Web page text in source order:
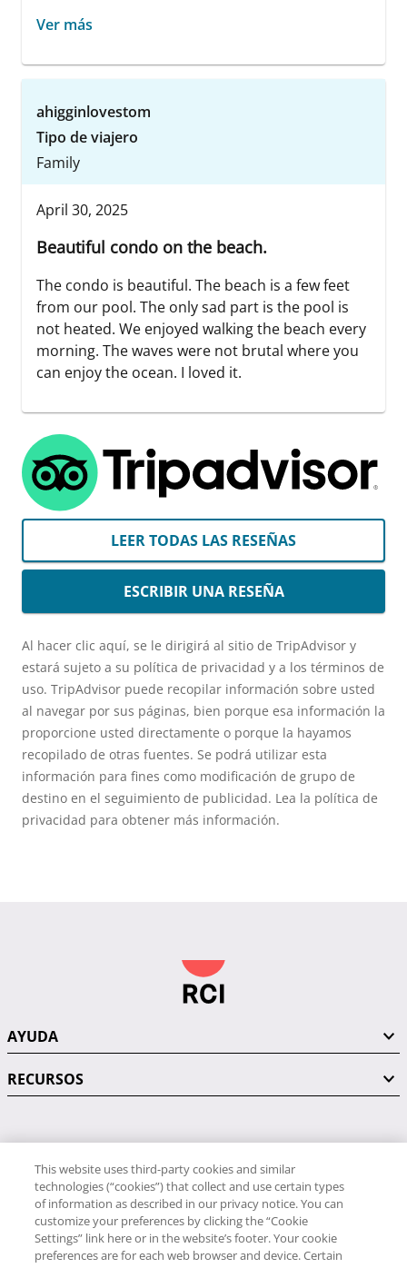
Ver más
ahigginlovestom
Tipo de viajero
Family
April 30, 2025
Beautiful condo on the beach.
The condo is beautiful. The beach is a few feet
from our pool. The only sad part is the pool is
not heated. We enjoyed walking the beach every
morning. The waves were not brutal where you
can enjoy the ocean. I loved it.
LEER TODAS LAS RESEÑAS
ESCRIBIR UNA RESEÑA
Al hacer clic aquí, se le dirigirá al sitio de TripAdvisor y
estará sujeto a su política de privacidad y a los términos de
uso. TripAdvisor puede recopilar información sobre usted
al navegar por sus páginas, bien porque esa información la
proporcione usted directamente o porque la hayamos
recopilado de otras fuentes. Se podrá utilizar esta
información para fines como modificación de grupo de
destino en el seguimiento de publicidad. Lea la política de
privacidad para obtener más información.
AYUDA
RECURSOS
PÓNGASE EN CONTACTO CON NOSOTROS
RCI
This website uses third-party cookies and similar
technologies (“cookies”) that collect and use certain types
of information as described in our privacy notice. You can
customize your preferences by clicking the “Cookie
Settings” link here or in the website’s footer. Your cookie
preferences are for each web browser and device. Certain